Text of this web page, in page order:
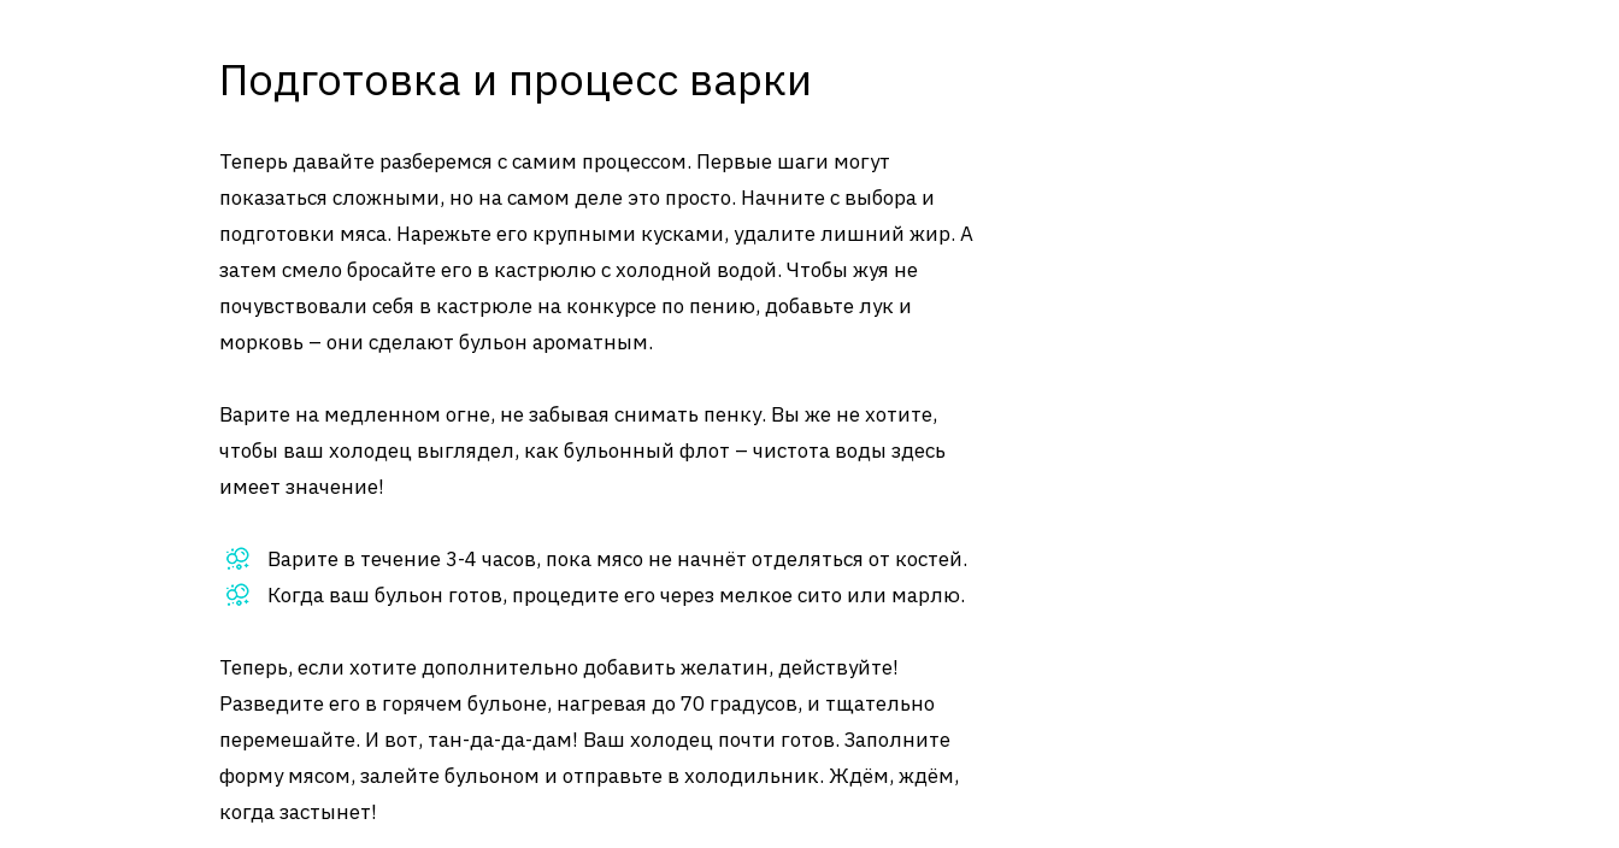
Подготовка и процесс варки
Теперь давайте разберемся с самим процессом. Первые шаги могут
показаться сложными, но на самом деле это просто. Начните с выбора и
подготовки мяса. Нарежьте его крупными кусками, удалите лишний жир. А
затем смело бросайте его в кастрюлю с холодной водой. Чтобы жуя не
почувствовали себя в кастрюле на конкурсе по пению, добавьте лук и
морковь – они сделают бульон ароматным.
Варите на медленном огне, не забывая снимать пенку. Вы же не хотите,
чтобы ваш холодец выглядел, как бульонный флот – чистота воды здесь
имеет значение!
Варите в течение 3-4 часов, пока мясо не начнёт отделяться от костей.
Когда ваш бульон готов, процедите его через мелкое сито или марлю.
Теперь, если хотите дополнительно добавить желатин, действуйте!
Разведите его в горячем бульоне, нагревая до 70 градусов, и тщательно
перемешайте. И вот, тан-да-да-дам! Ваш холодец почти готов. Заполните
форму мясом, залейте бульоном и отправьте в холодильник. Ждём, ждём,
когда застынет!